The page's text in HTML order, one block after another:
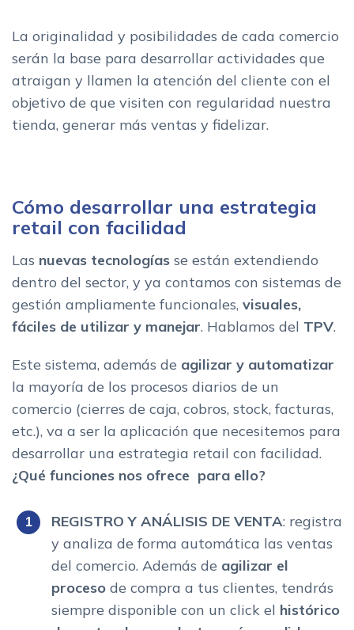
La originalidad y posibilidades de cada comercio
serán la base para desarrollar actividades que
atraigan y llamen la atención del cliente con el
objetivo de que visiten con regularidad nuestra
tienda, generar más ventas y fidelizar.
Cómo desarrollar una estrategia
retail con facilidad
Las nuevas tecnologías se están extendiendo
dentro del sector, y ya contamos con sistemas de
gestión ampliamente funcionales, visuales,
fáciles de utilizar y manejar. Hablamos del TPV.
Este sistema, además de agilizar y automatizar
la mayoría de los procesos diarios de un
comercio (cierres de caja, cobros, stock, facturas,
etc.), va a ser la aplicación que necesitemos para
desarrollar una estrategia retail con facilidad.
¿Qué funciones nos ofrece para ello?
REGISTRO Y ANÁLISIS DE VENTA: registra
y analiza de forma automática las ventas
del comercio. Además de agilizar el
proceso de compra a tus clientes, tendrás
siempre disponible con un click el histórico